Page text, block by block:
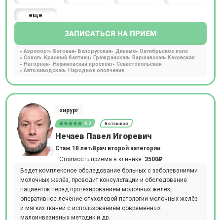
еще
ЗАПИСАТЬСЯ НА ПРИЕМ
Аэропорт Беговая Белорусская Динамо
Октябрьское поле
Сокол
Красный балтиец Гражданская Варшавская
Каховская
Нагорная
Нахимовский проспект Севастопольская
Автозаводская
Народное ополчение
хирург
4.7 6 отзывов
Нечаев Павел Игоревич
Стаж 18 лет Врач второй категории
Стоимость приёма в клинике: 3500₽
Ведет комплексное обследование больных с заболеваниями
молочных желёз, проводит консультации и обследование
пациенток перед протезированием молочных желёз,
оперативное лечение опухолевой патологии молочных желёз
и мягких тканей с использованием современных
малоинвазивных методик и др.